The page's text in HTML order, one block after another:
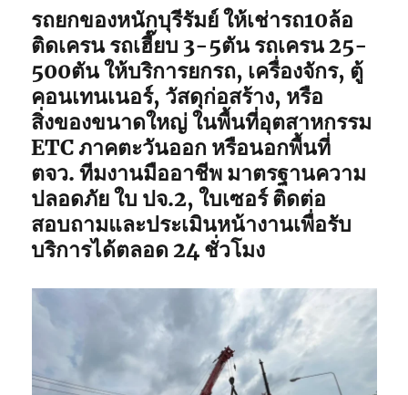
กล
รถยกของหนักบุรีรัมย์ให้เช่ารถ10ล้อ
ติดเครน รถเฮี๊ยบ 3-5ตัน รถเครน 25-
500ตัน ให้บริการยกรถ, เครื่องจักร, ตู้
คอนเทนเนอร์, วัสดุก่อสร้าง, หรือ
สิ่งของขนาดใหญ่ ในพื้นที่อุตสาหกรรม
ETC ภาคตะวันออก หรือนอกพื้นที่
ตจว. ทีมงานมืออาชีพ มาตรฐานความ
ปลอดภัย ใบ ปจ.2, ใบเซอร์ ติดต่อ
สอบถามและประเมินหน้างานเพื่อรับ
บริการได้ตลอด 24 ชั่วโมง